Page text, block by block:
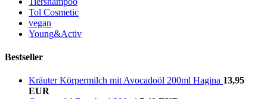
Tol Cosmetic
vegan
Young&Activ
Bestseller
Kräuter Körpermilch mit Avocadoöl 200ml Hagina 13,95
EUR